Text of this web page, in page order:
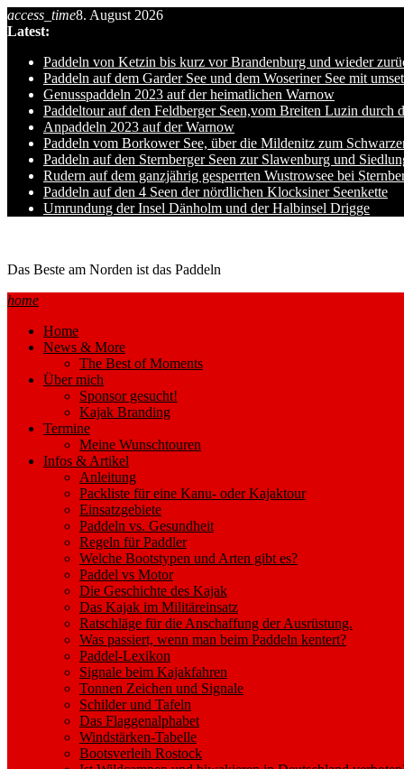
Skip
to
access_time8. August 2026
Latest:
Paddeln von Ketzin bis kurz vor Brandenburg und wieder
Paddeln auf dem Garder See und dem Woseriner See mit
Genusspaddeln 2023 auf der heimatlichen Warnow
Paddeltour auf den Feldberger Seen,vom Breiten Luzin
Anpaddeln 2023 auf der Warnow
Paddeln vom Borkower See, über die Mildenitz zum
Paddeln auf den Sternberger Seen zur Slawenburg und
Rudern auf dem ganzjährig gesperrten Wustrowsee bei
Paddeln auf den 4 Seen der nördlichen Klocksiner Seenkette
Umrundung der Insel Dänholm und der Halbinsel Drigge
Das Beste am Norden ist das Paddeln
home
Home
News & More
The Best of Moments
Über mich
Sponsor gesucht!
Kajak Branding
Termine
Meine Wunschtouren
Infos & Artikel
Anleitung
Packliste für eine Kanu- oder Kajaktour
Einsatzgebiete
Paddeln vs. Gesundheit
Regeln für Paddler
Welche Bootstypen und Arten gibt es?
Paddel vs Motor
Die Geschichte des Kajak
Das Kajak im Militäreinsatz
Ratschläge für die Anschaffung der Ausrüstung.
Was passiert, wenn man beim Paddeln kentert?
Paddel-Lexikon
Signale beim Kajakfahren
Tonnen Zeichen und Signale
Schilder und Tafeln
Das Flaggenalphabet
Windstärken-Tabelle
Bootsverleih Rostock